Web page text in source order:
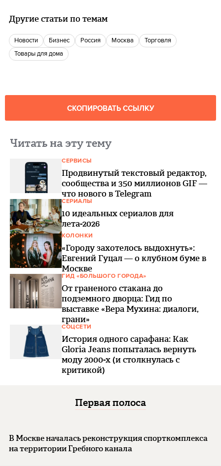
Другие статьи по темам
новости бизнес Россия Москва
торговля
Товары для дома
СКОПИРОВАТЬ ССЫЛКУ
Читать на эту тему
СЕРВИСЫ
Продвинутый текстовый редактор,
сообщества и 350 миллионов GIF —
что нового в Telegram
СЕРИАЛЫ
10 идеальных сериалов для
лета-2026
КОЛОНКИ
«Городу захотелось выдохнуть»:
Евгений Гуцал — о клубном буме в
Москве
ГИД «БОЛЬШОГО ГОРОДА»
От граненого стакана до
подземного дворца: Гид по
выставке «Вера Мухина: диалоги,
грани»
СОЦСЕТИ
История одного сарафана: Как
Gloria Jeans попыталась вернуть
моду 2000-х (и столкнулась с
критикой)
Первая полоса
В Москве началась реконструкция спорткомплекса
на территории Гребного канала